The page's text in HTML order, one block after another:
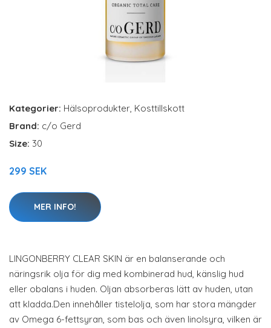
Kategorier: Hälsoprodukter, Kosttillskott
Brand: c/o Gerd
Size: 30
299 SEK
MER INFO!
LINGONBERRY CLEAR SKIN är en balanserande och
näringsrik olja för dig med kombinerad hud, känslig hud
eller obalans i huden. Oljan absorberas lätt av huden, utan
att kladda.Den innehåller tistelolja, som har stora mängder
av Omega 6-fettsyran, som bas och även linolsyra, vilken är